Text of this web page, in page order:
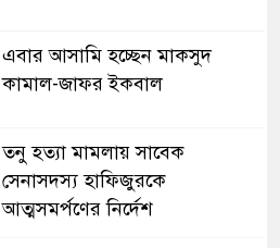
এবার আসামি হচ্ছেন মাকসুদ
কামাল-জাফর ইকবাল
তনু হত্যা মামলায় সাবেক
সেনাসদস্য হাফিজুরকে
আত্মসমর্পণের নির্দেশ